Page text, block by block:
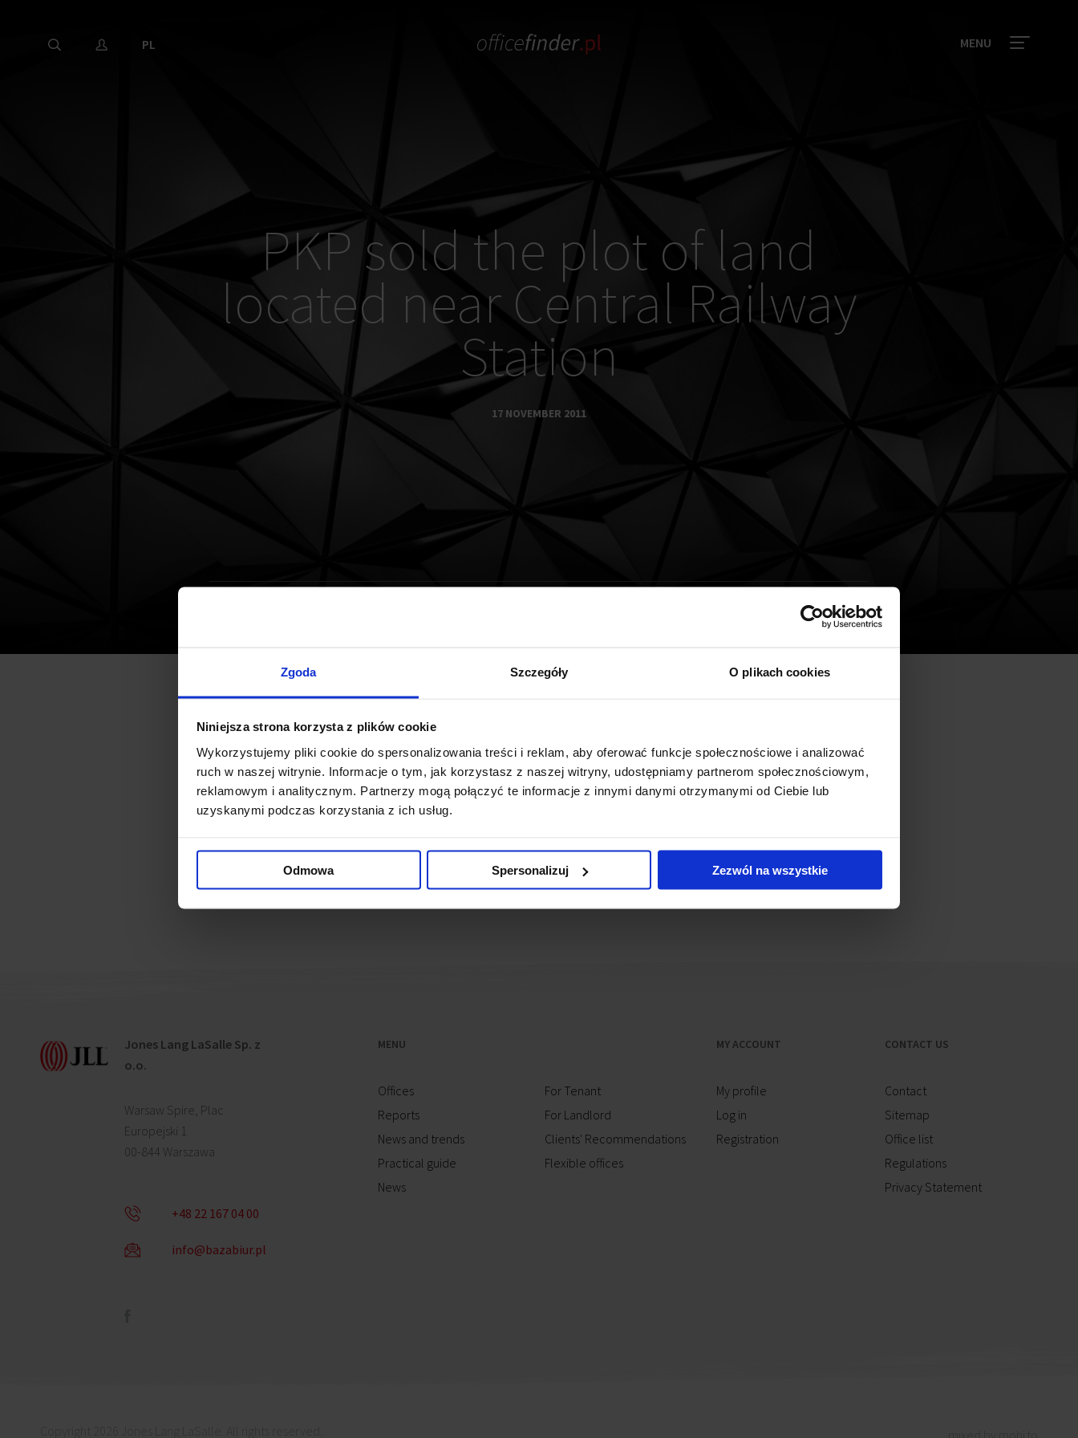
Zgoda Szczegóły O plikach cookies
Niniejsza strona korzysta z plików cookie
Wykorzystujemy pliki cookie do spersonalizowania treści i reklam, aby oferować funkcje społecznościowe i analizować
ruch w naszej witrynie. Informacje o tym, jak korzystasz z naszej witryny, udostępniamy partnerom społecznościowym,
reklamowym i analitycznym. Partnerzy mogą połączyć te informacje z innymi danymi otrzymanymi od Ciebie lub
uzyskanymi podczas korzystania z ich usług.
Odmowa Spersonalizuj Zezwól na wszystkie
PL MENU
PKP sold the plot of land
located near Central Railway
Station
17 NOVEMBER 2011
PKP sold the site located between Chmielna Street, Jana Pawła II and Jerozolimskie Avenue, which now is a huge
parking lot.
The urban concept approved by the City Hall allows for construction of two approximately 130 meters high towers
with approximately 90 000 sqm of office space for lease.
The tender won HB Reavis company.
Jones Lang LaSalle Sp. z
o.o.
Warsaw Spire, Plac
Europejski 1
00-844 Warszawa
+48 22 167 04 00
info@bazabiur.pl
MENU
Offices
Reports
News and trends
Practical guide
News
For Tenant
For Landlord
Clients' Recommendations
Flexible offices
MY ACCOUNT
My profile
Log in
Registration
CONTACT US
Contact
Sitemap
Office list
Regulations
Privacy Statement